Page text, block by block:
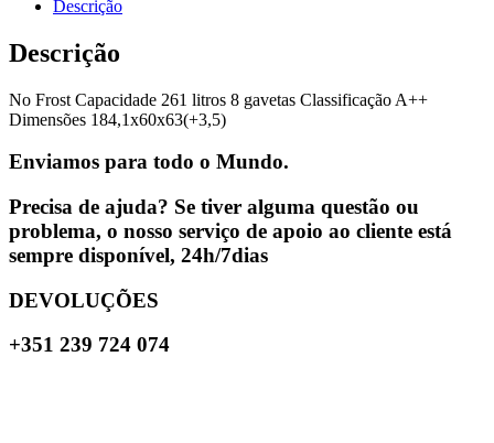
Descrição
Descrição
No Frost Capacidade 261 litros 8 gavetas Classificação A++
Dimensões 184,1x60x63(+3,5)
Enviamos para todo o Mundo.
Precisa de ajuda? Se tiver alguma questão ou
problema, o nosso serviço de apoio ao cliente está
sempre disponível, 24h/7dias
DEVOLUÇÕES
+351 239 724 074